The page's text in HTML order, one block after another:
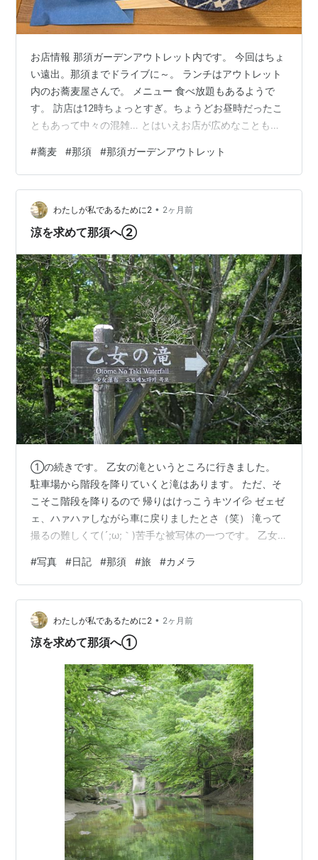
お店情報 那須ガーデンアウトレット内です。 今回はちょ
い遠出。那須までドライブに～。 ランチはアウトレット
内のお蕎麦屋さんで。 メニュー 食べ放題もあるようで
す。 訪店は12時ちょっとすぎ。ちょうどお昼時だったこ
ともあって中々の混雑… とはいえお店が広めなこともあ
で柑橘おろしそばを注文。10分ほどで到着です。 季節の
柑橘おろしそば。 柑橘はすだちかな？ つゆは甘口か辛口
を選べます。さっぱりしたかったので辛口でまずは一啜
り。 これだけでもあっさりで良い感じなのですが…おろ
しとすだちを投入で味わいは一変。 すだちの香りと酸
#蕎麦 #那須 #那須ガーデンアウトレット
わたしが私であるために2 • 2ヶ月前
涼を求めて那須へ②
①の続きです。 乙女の滝というところに行きました。
駐車場から階段を降りていくと滝はあります。 ただ、そ
こそこ階段を降りるので 帰りはけっこうキツイ💦 ゼェゼ
ェ、ハァハァしながら車に戻りましたとさ（笑） 滝って
撮るの難しくて(´;ω;｀)苦手な被写体の一つです。 乙女
んかテキト～に（カメラをよく理解してない。いつもテ
キト～です汗。） シャッタースピードとか いじってたら
少し明るくなったので、やっと撮れた一枚です。 滝のそ
ばにあるカフェ【タムタム】さんです。 紅茶専門店で気
になっていたので寄りました。 不定期な休みなのですが
#写真 #日記 #那須 #旅 #カメラ
わたしが私であるために2 • 2ヶ月前
涼を求めて那須へ①